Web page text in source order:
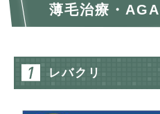
薄毛治療・
レバクリ